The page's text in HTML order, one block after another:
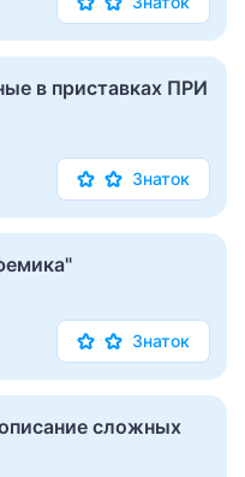
в приставках ПРИ
Знаток
Знаток
сложных